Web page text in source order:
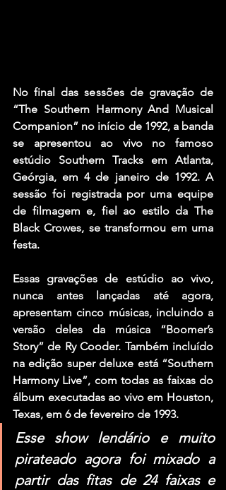
No final das sessões de gravação de
“The Southern Harmony And Musical
Companion” no início de 1992, a banda
se apresentou ao vivo no famoso
estúdio Southern Tracks em Atlanta,
Geórgia, em 4 de janeiro de 1992. A
sessão foi registrada por uma equipe
de filmagem e, fiel ao estilo da The
Black Crowes, se transformou em uma
festa.
Essas gravações de estúdio ao vivo,
nunca antes lançadas até agora,
apresentam cinco músicas, incluindo a
versão deles da música “Boomer’s
Story” de Ry Cooder. Também incluído
na edição super deluxe está “Southern
Harmony Live”, com todas as faixas do
álbum executadas ao vivo em Houston,
Texas, em 6 de fevereiro de 1993.
Esse show lendário e muito
pirateado agora foi mixado a
partir das fitas de 24 faixas e